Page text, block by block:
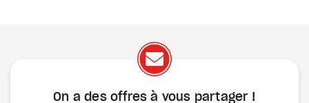
On a des offres à vous partager !